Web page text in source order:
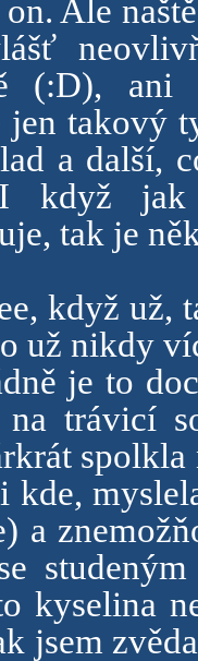
Ale
(:D), ani
jen takový
a další,
I když
tak je
když už,
už nikdy
je to
trávicí
spolkla
kde,
a
kyselina
jsem